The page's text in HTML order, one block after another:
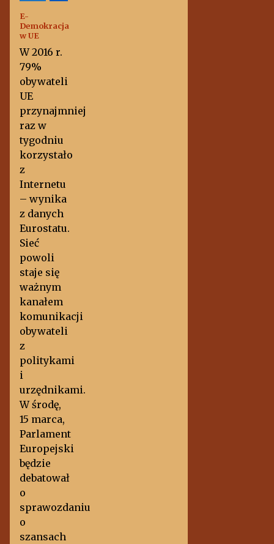
E-
Demokracja
w UE
W 2016 r.
79%
obywateli
UE
przynajmniej
raz w
tygodniu
korzystało
z
Internetu
– wynika
z danych
Eurostatu.
Sieć
powoli
staje się
ważnym
kanałem
komunikacji
obywateli
z
politykami
i
urzędnikami.
W środę,
15 marca,
Parlament
Europejski
będzie
debatował
o
sprawozdaniu
o
szansach